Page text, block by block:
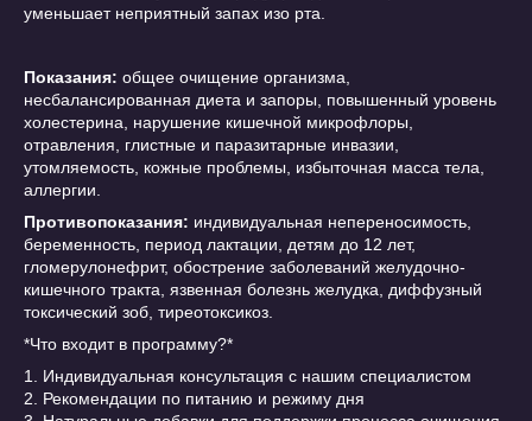
уменьшает неприятный запах изо рта.
Показания: общее очищение организма,
несбалансированная диета и запоры, повышенный уровень
холестерина, нарушение кишечной микрофлоры,
отравления, глистные и паразитарные инвазии,
утомляемость, кожные проблемы, избыточная масса тела,
аллергии.
Противопоказания: индивидуальная непереносимость,
беременность, период лактации, детям до 12 лет,
гломерулонефрит, обострение заболеваний желудочно-
кишечного тракта, язвенная болезнь желудка, диффузный
токсический зоб, тиреотоксикоз.
*Что входит в программу?*
1. Индивидуальная консультация с нашим специалистом
2. Рекомендации по питанию и режиму дня